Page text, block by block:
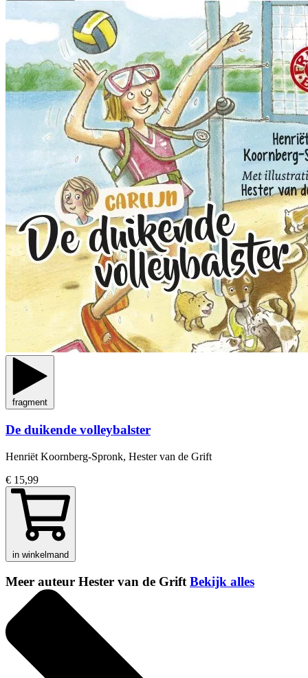
fragment
De duikende volleybalster
Henriët Koornberg-Spronk, Hester van de Grift
€ 15,99
in winkelmand
Meer auteur Hester van de GriftBekijk alles